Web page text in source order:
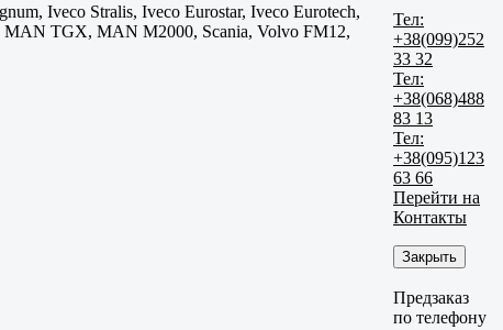
Iveco Stralis, Iveco Eurostar, Iveco Eurotech,
TGX, MAN M2000, Scania, Volvo FM12,
Тел:
+38(099)252
33 32
Тел:
+38(068)488
83 13
Тел:
+38(095)123
63 66
Перейти на
Контакты
Закрыть
Предзаказ
по телефону